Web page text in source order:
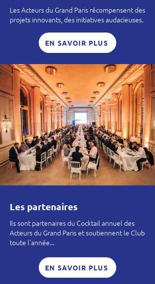
Les Acteurs du Grand Paris récompensent des
projets innovants, des initiatives audacieuses.
EN SAVOIR PLUS
Les partenaires
Ils sont partenaires du Cocktail annuel des
Acteurs du Grand Paris et soutiennent le Club
toute l'année...
EN SAVOIR PLUS